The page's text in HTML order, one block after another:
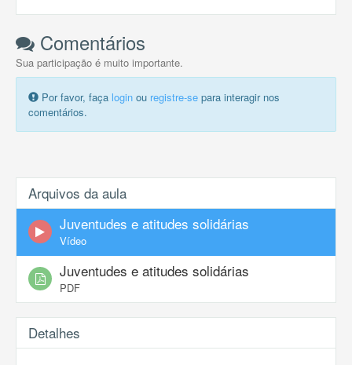
Comentários
Sua participação é muito importante.
Por favor, faça login ou registre-se para interagir nos
comentários.
Arquivos da aula
Juventudes e atitudes solidárias
Vídeo
Juventudes e atitudes solidárias
PDF
Detalhes